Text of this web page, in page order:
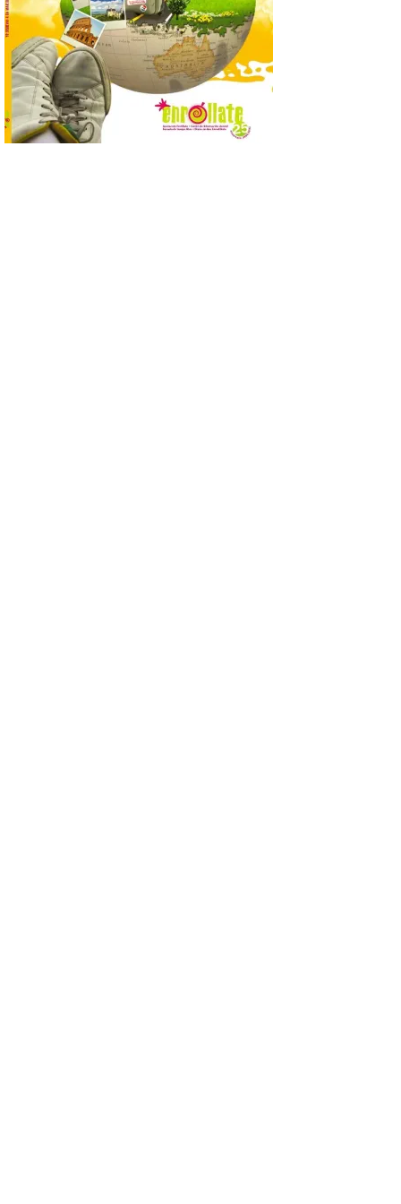
calendario de actividades
de animación dirigidas a
todos los públicos. La
Bañeza inauguró en la tarde de este
martes 4 de agosto una nueva edición de
su tradicional Mercado Medieval, que
hasta el próximo 6 […]
Un viaje a la Antigüedad: